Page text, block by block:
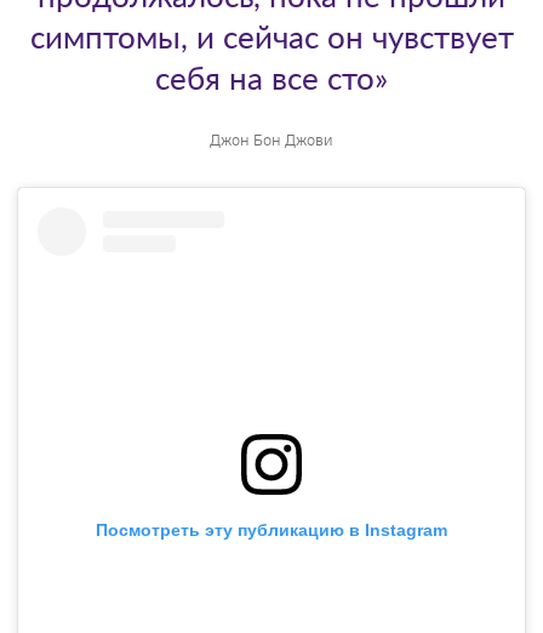
Джон Бон Джови
симптомы, и сейчас он чувствует
себя на все сто»
Посмотреть эту публикацию в Instagram